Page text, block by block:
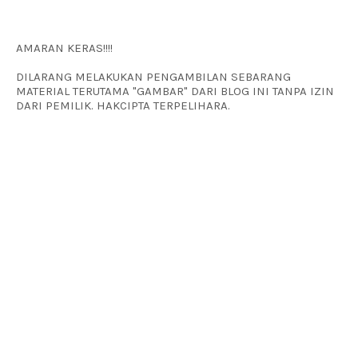
AMARAN KERAS!!!!
DILARANG MELAKUKAN PENGAMBILAN SEBARANG
MATERIAL TERUTAMA "GAMBAR" DARI BLOG INI TANPA IZIN
DARI PEMILIK. HAKCIPTA TERPELIHARA.